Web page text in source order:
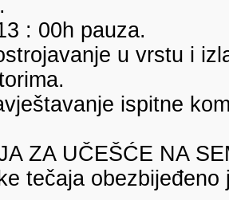
: 00h pauza.
u vrstu i
ispitne
ZA UČEŠĆE NA
tečaja obezbijeđeno